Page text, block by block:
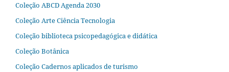
Coleção ABCD Agenda 2030
Coleção Arte Ciência Tecnologia
Coleção biblioteca psicopedagógica e didática
Coleção Botânica
Coleção Cadernos aplicados de turismo